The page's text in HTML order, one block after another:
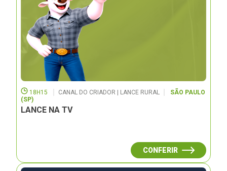
18H15 CANAL DO CRIADOR | LANCE RURAL
SÃO PAULO
(SP)
LANCE NA TV
CONFERIR